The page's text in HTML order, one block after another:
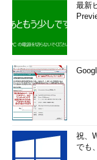
最新
祝、
でも